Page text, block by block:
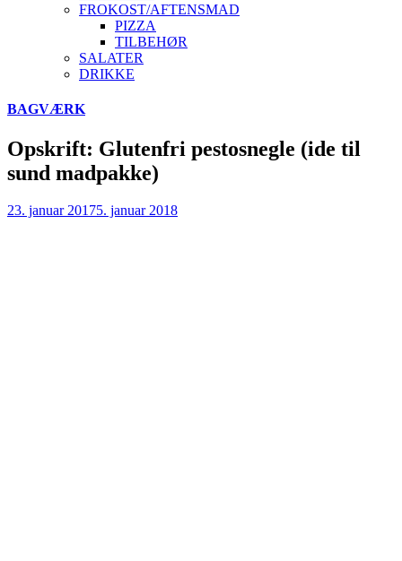
FROKOST/AFTENSMAD
PIZZA
TILBEHØR
SALATER
DRIKKE
Skip
content
BAGVÆRK
Opskrift: Glutenfri pestosnegle (ide til
sund madpakke)
23. januar 20175. januar 2018